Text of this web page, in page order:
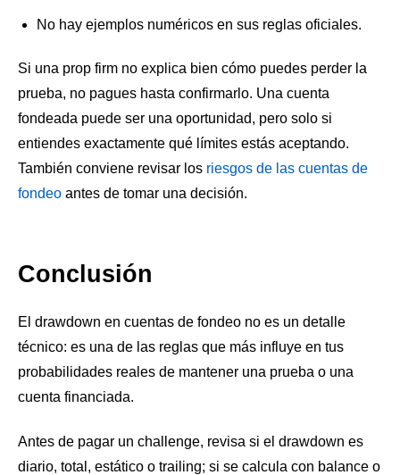
No hay ejemplos numéricos en sus reglas oficiales.
Si una prop firm no explica bien cómo puedes perder la
prueba, no pagues hasta confirmarlo. Una cuenta
fondeada puede ser una oportunidad, pero solo si
entiendes exactamente qué límites estás aceptando.
También conviene revisar los riesgos de las cuentas de
fondeo antes de tomar una decisión.
Conclusión
El drawdown en cuentas de fondeo no es un detalle
técnico: es una de las reglas que más influye en tus
probabilidades reales de mantener una prueba o una
cuenta financiada.
Antes de pagar un challenge, revisa si el drawdown es
diario, total, estático o trailing; si se calcula con balance o